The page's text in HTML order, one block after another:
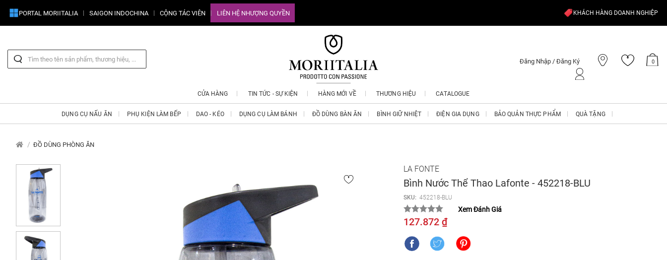
PORTAL MORIITALIA SAIGON INDOCHINA CỘNG TÁC VIÊN LIÊN HỆ NHƯỢNG QUYỀN KHÁCH HÀNG DOANH NGHIỆP
Đăng Nhập / Đăng Ký 0
CỬA HÀNG TIN TỨC - SỰ KIỆN HÀNG MỚI VỀ THƯƠNG HIỆU CATALOGUE
DỤNG CỤ NẤU ĂN PHỤ KIỆN LÀM BẾP DAO - KÉO DỤNG CỤ LÀM BÁNH ĐỒ DÙNG BÀN ĂN BÌNH GIỮ NHIỆT ĐIỆN GIA DỤNG BẢO QUẢN THỰC PHẨM QUÀ TẶNG
ĐỒ DÙNG PHÒNG ĂN
LA FONTE
Bình Nước Thể Thao Lafonte - 452218-BLU
SKU: 452218-BLU
Xem Đánh Giá
127.872 ₫